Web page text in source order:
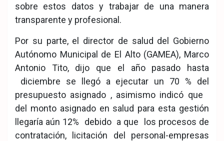
sobre estos datos y trabajar de una manera
transparente y profesional.
Por su parte, el director de salud del Gobierno
Autónomo Municipal de El Alto (GAMEA), Marco
Antonio Tito, dijo que el año pasado hasta
diciembre se llegó a ejecutar un 70 % del
presupuesto asignado , asimismo indicó que
del monto asignado en salud para esta gestión
llegaría aún 12% debido a que los procesos de
contratación, licitación del personal-empresas